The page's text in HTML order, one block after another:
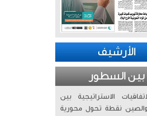
الأرشيف
بين السطور
الاستراتيجية بين
نقطة تحول محورية